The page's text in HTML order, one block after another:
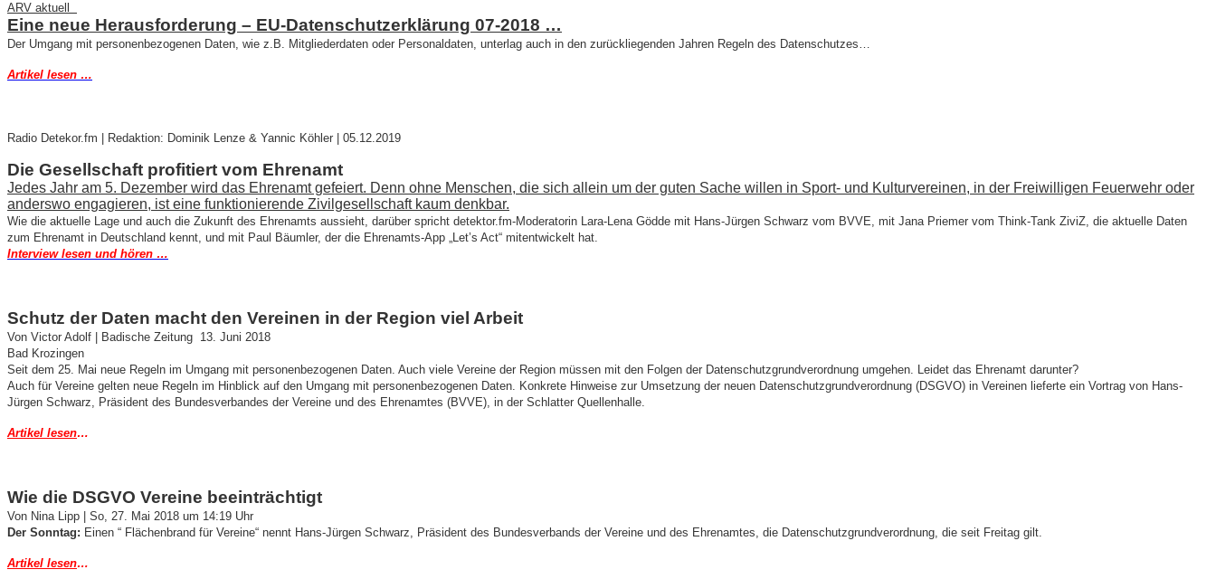
ARV aktuell
Eine neue Herausforderung – EU-Datenschutzerklärung 07-2018 …
Der Umgang mit personenbezogenen Daten, wie z.B. Mitgliederdaten oder Personaldaten, unterlag auch in den zurückliegenden Jahren Regeln des Datenschutzes…
Artikel lesen …
Radio Detekor.fm | Redaktion: Dominik Lenze & Yannic Köhler | 05.12.2019
Die Gesellschaft profitiert vom Ehrenamt
Jedes Jahr am 5. Dezember wird das Ehrenamt gefeiert. Denn ohne Menschen, die sich allein um der guten Sache willen in Sport- und Kulturvereinen, in der Freiwilligen Feuerwehr oder
anderswo engagieren, ist eine funktionierende Zivilgesellschaft kaum denkbar.
Wie die aktuelle Lage und auch die Zukunft des Ehrenamts aussieht, darüber spricht detektor.fm-Moderatorin Lara-Lena Gödde mit Hans-Jürgen Schwarz vom BVVE, mit Jana Priemer vom Think-Tank ZiviZ, die aktuelle Daten
zum Ehrenamt in Deutschland kennt, und mit Paul Bäumler, der die Ehrenamts-App „Let’s Act“ mitentwickelt hat.
Interview lesen und hören …
Schutz der Daten macht den Vereinen in der Region viel Arbeit
Von Victor Adolf | Badische Zeitung 13. Juni 2018
Bad Krozingen
Seit dem 25. Mai neue Regeln im Umgang mit personenbezogenen Daten. Auch viele Vereine der Region müssen mit den Folgen der Datenschutzgrundverordnung umgehen. Leidet das Ehrenamt darunter?
Auch für Vereine gelten neue Regeln im Hinblick auf den Umgang mit personenbezogenen Daten. Konkrete Hinweise zur Umsetzung der neuen Datenschutzgrundverordnung (DSGVO) in Vereinen lieferte ein Vortrag von Hans-
Jürgen Schwarz, Präsident des Bundesverbandes der Vereine und des Ehrenamtes (BVVE), in der Schlatter Quellenhalle.
Artikel lesen…
Wie die DSGVO Vereine beeinträchtigt
Von Nina Lipp | So, 27. Mai 2018 um 14:19 Uhr
Der Sonntag: Einen “ Flächenbrand für Vereine“ nennt Hans-Jürgen Schwarz, Präsident des Bundesverbands der Vereine und des Ehrenamtes, die Datenschutzgrundverordnung, die seit Freitag gilt.
Artikel lesen…